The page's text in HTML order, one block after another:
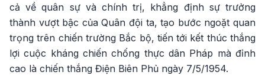
cả về quân sự và chính trị, khẳng định sự trưởng
thành vượt bậc của Quân đội ta, tạo bước ngoặt quan
trọng trên chiến trường Bắc bộ, tiến tới kết thúc thắng
lợi cuộc kháng chiến chống thực dân Pháp mà đỉnh
cao là chiến thắng Điện Biên Phủ ngày 7/5/1954.